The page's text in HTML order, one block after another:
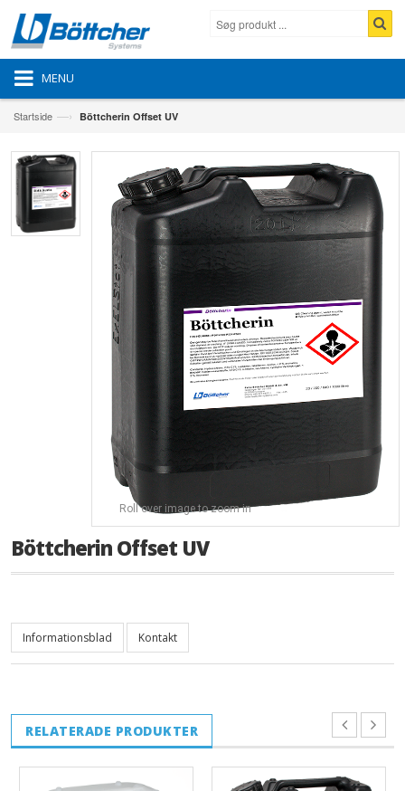
MENU
Startside —› Böttcherin Offset UV
Roll over image to zoom in
Böttcherin Offset UV
Informationsblad Kontakt
RELATERADE PRODUKTER